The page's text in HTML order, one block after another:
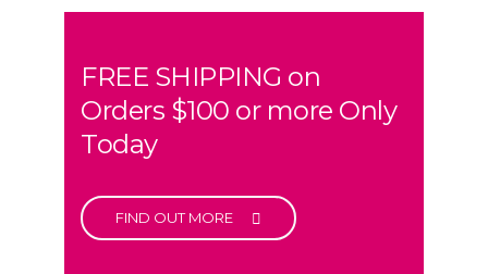
FREE SHIPPING on
Orders $100 or more Only
Today
FIND OUT MORE